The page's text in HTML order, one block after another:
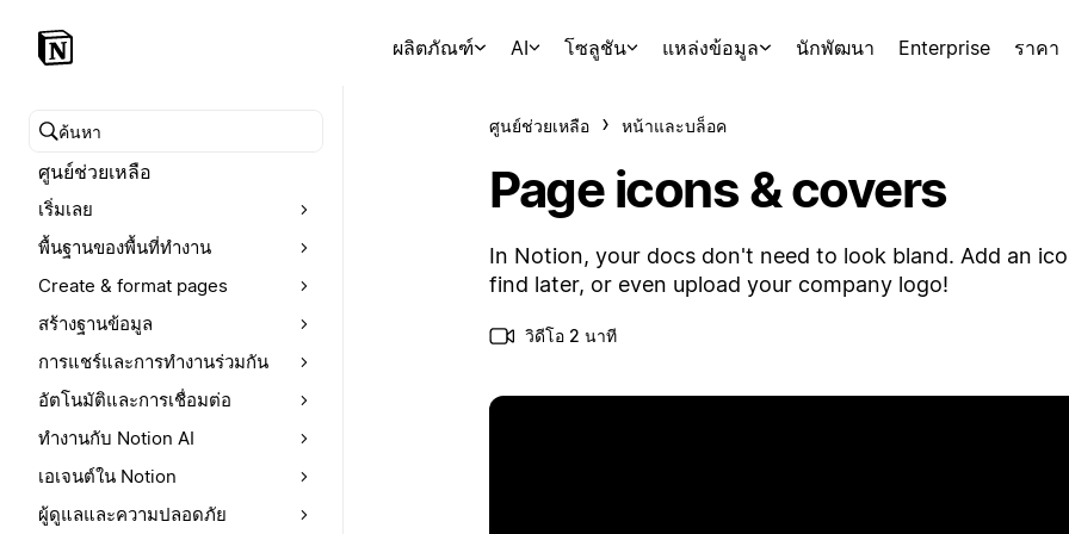
ผลิตภัณฑ์ AI โซลูชัน แหล่งข้อมูล นักพัฒนา Enterprise ราคา
ค้นหาศูนย์ช่วยเหลือ
ศูนย์ช่วยเหลือ
เริ่มเลย
พื้นฐานของพื้นที่ทำงาน
Create & format pages
สร้างฐานข้อมูล
การแชร์และการทำงานร่วมกัน
อัตโนมัติและการเชื่อมต่อ
ทำงานกับ Notion AI
เอเจนต์ใน Notion
ผู้ดูแลและความปลอดภัย
ศูนย์ช่วยเหลือ หน้าและบล็อค
Page icons & covers
In Notion, your docs don't need to look bland. Add an
find later, or even upload your company logo!
วิดีโอ 2 นาที